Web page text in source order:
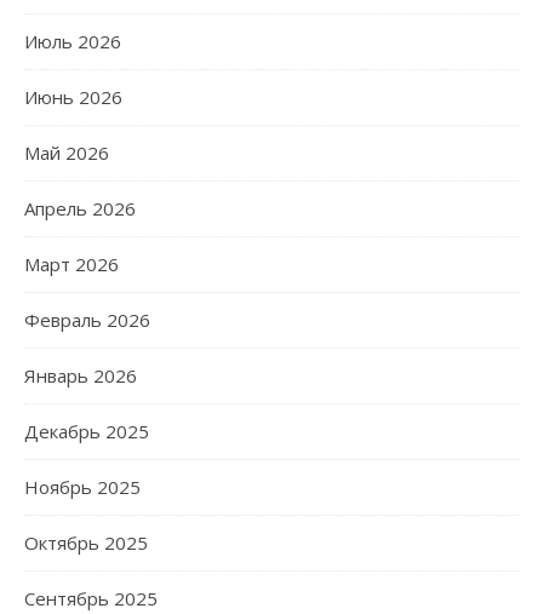
Июль 2026
Июнь 2026
Май 2026
Апрель 2026
Март 2026
Февраль 2026
Январь 2026
Декабрь 2025
Ноябрь 2025
Октябрь 2025
Сентябрь 2025